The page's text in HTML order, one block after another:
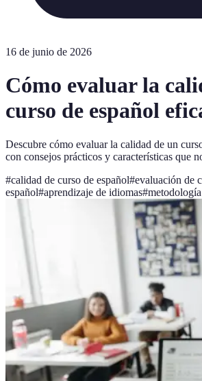
16 de junio de 2026
Cómo evaluar la
curso de español
Descubre cómo evaluar la calidad de un
con consejos prácticos y características que
#calidad de curso de español#evaluación de
español#aprendizaje de idiomas#